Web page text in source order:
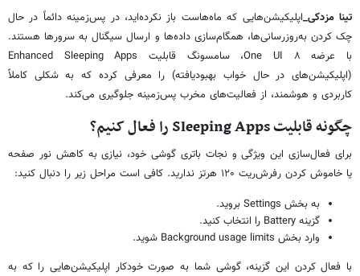
تینا مزدکی_اپلیکیشن‌هایی که ماه‌هاست باز نکرده‌اید، در پس‌زمینه دائماً در حال
چک کردن به‌روزرسانی‌ها، همگام‌سازی داده‌ها و ارسال سیگنال به سرورها هستند.
با عرضه One UI ۸، سامسونگ قابلیت Enhanced Sleeping Apps
(اپلیکیشن‌های در حال خواب بهبودیافته) را معرفی کرده که به شکلی کاملاً
کاربردی و هوشمند، از فعالیت‌های مخرب پس‌زمینه جلوگیری می‌کند.
چگونه قابلیت Sleeping Apps را فعال کنیم؟
برای فعال‌سازی این ویژگی و نجات باتری گوشی خود، نیازی به کاهش نور صفحه
یا خاموش کردن رفرش‌ریت ۱۲۰ هرتز ندارید. کافی است مراحل زیر را دنبال کنید:
به بخش Settings بروید.
گزینه Battery را انتخاب کنید.
وارد بخش Background usage limits شوید.
با فعال کردن این گزینه، گوشی شما به صورت خودکار اپلیکیشن‌هایی را که به